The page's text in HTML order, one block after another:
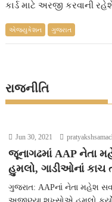
કાર્ડ માટે અરજી કરવાની
એજ્યુકેશન ગુજરાત
રાજનીતિ
Jun 30, 2021
જૂનાગઢમાં AAP નેતા
હુમલો, ગાડીઓનાં કાચ
ગુજરાત: AAPનાં નેતા મહેશ
અજાણ્યા શખ્સોએ હુમલો